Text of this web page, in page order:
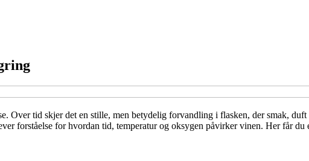
Over tid skjer det en stille, men betydelig forvandling i flasken, der smak,
forståelse for hvordan tid, temperatur og oksygen påvirker vinen. Her får